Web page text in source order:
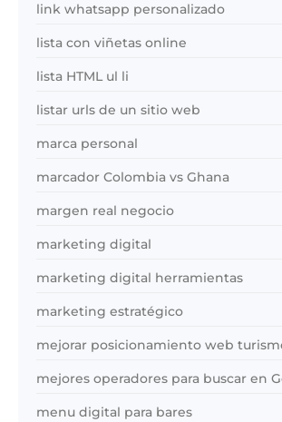
link whatsapp personalizado
lista con viñetas online
lista HTML ul li
listar urls de un sitio web
marca personal
marcador Colombia vs Ghana
margen real negocio
marketing digital
marketing digital herramientas
marketing estratégico
mejorar posicionamiento web
mejores operadores para buscar en
menu digital para bares